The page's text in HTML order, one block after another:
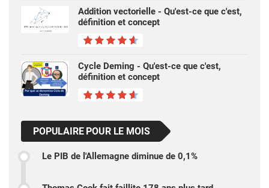
Addition vectorielle - Qu'est-ce que c'est,
définition et concept
Cycle Deming - Qu'est-ce que c'est,
définition et concept
POPULAIRE POUR LE MOIS
Le PIB de l'Allemagne diminue de 0,1%